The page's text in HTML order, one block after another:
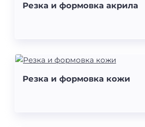
Резка и формовка акрила
Резка и формовка кожи